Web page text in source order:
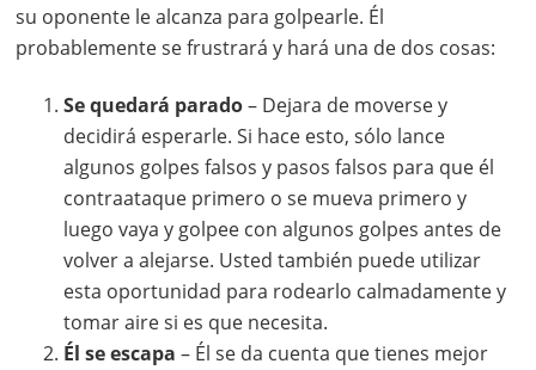
su oponente le alcanza para golpearle. Él
probablemente se frustrará y hará una de dos cosas:
Se quedará parado– Dejara de moverse y
decidirá esperarle. Si hace esto, sólo lance
algunos golpes falsos y pasos falsos para que él
contraataque primero o se mueva primero y
luego vaya y golpee con algunos golpes antes de
volver a alejarse. Usted también puede utilizar
esta oportunidad para rodearlo calmadamente y
tomar aire si es que necesita.
Él se escapa – Él se da cuenta que tienes mejor